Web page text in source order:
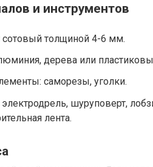
и инструментов
сотовый толщиной 4-6 мм.
дерева или
саморезы, уголки.
шуруповерт,
лента.